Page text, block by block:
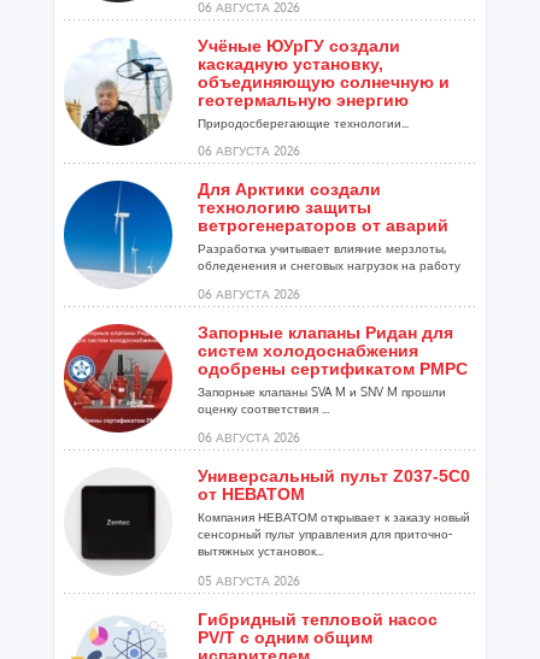
06 АВГУСТА 2026
Учёные ЮУрГУ создали
каскадную установку,
объединяющую солнечную и
геотермальную энергию
Природосберегающие технологии...
06 АВГУСТА 2026
Для Арктики создали
технологию защиты
ветрогенераторов от аварий
Разработка учитывает влияние мерзлоты,
обледенения и снеговых нагрузок на работу
06 АВГУСТА 2026
Запорные клапаны Ридан для
систем холодоснабжения
одобрены сертификатом РМРС
Запорные клапаны SVA M и SNV M прошли
оценку соответствия ...
06 АВГУСТА 2026
Универсальный пульт Z037-5C0
от НЕВАТОМ
Компания НЕВАТОМ открывает к заказу новый
сенсорный пульт управления для приточно-
вытяжных установок...
05 АВГУСТА 2026
Гибридный тепловой насос
PV/T с одним общим